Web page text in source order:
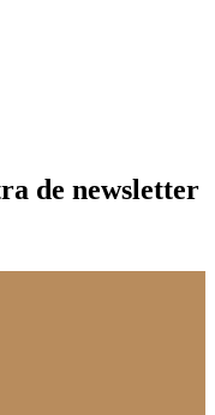
de newsletter